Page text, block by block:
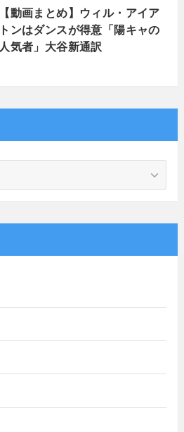
【動画まとめ】ウィル・アイア
トンはダンスが得意「陽キャの
人気者」大谷新通訳